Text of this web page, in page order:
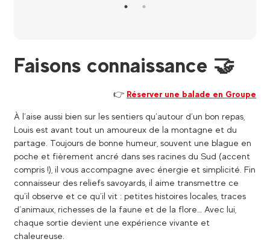
Faisons connaissance 🤝
👉 Réserver une balade en Groupe
À l’aise aussi bien sur les sentiers qu’autour d’un bon repas,
Louis est avant tout un amoureux de la montagne et du
partage. Toujours de bonne humeur, souvent une blague en
poche et fièrement ancré dans ses racines du Sud (accent
compris !), il vous accompagne avec énergie et simplicité. Fin
connaisseur des reliefs savoyards, il aime transmettre ce
qu’il observe et ce qu’il vit : petites histoires locales, traces
d’animaux, richesses de la faune et de la flore… Avec lui,
chaque sortie devient une expérience vivante et
chaleureuse.